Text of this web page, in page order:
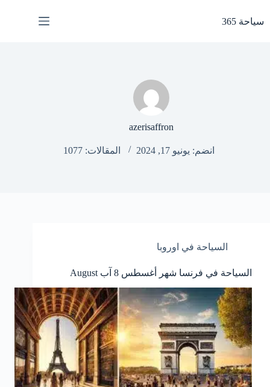
المحتوى
سياحة 365
azerisaffron
انضم: يونيو 17, 2024 المقالات: 1077
السياحة في اوروبا
السياحة في فرنسا شهر أغسطس 8 آب August